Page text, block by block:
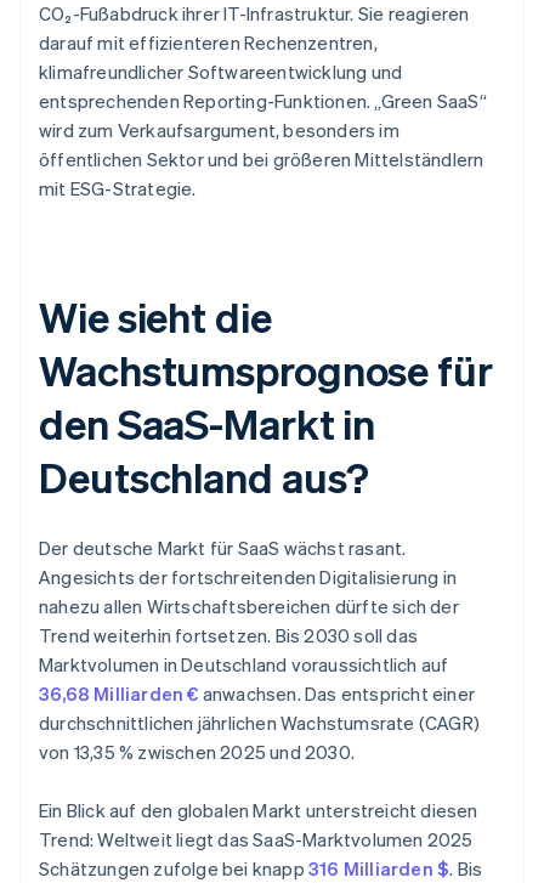
CO₂-Fußabdruck ihrer IT-Infrastruktur. Sie reagieren
darauf mit effizienteren Rechenzentren,
klimafreundlicher Softwareentwicklung und
entsprechenden Reporting-Funktionen. „Green SaaS“
wird zum Verkaufsargument, besonders im
öffentlichen Sektor und bei größeren Mittelständlern
mit ESG-Strategie.
Wie sieht die
Wachstumsprognose für
den SaaS-Markt in
Deutschland aus?
Der deutsche Markt für SaaS wächst rasant.
Angesichts der fortschreitenden Digitalisierung in
nahezu allen Wirtschaftsbereichen dürfte sich der
Trend weiterhin fortsetzen. Bis 2030 soll das
Marktvolumen in Deutschland voraussichtlich auf
36,68 Milliarden € anwachsen. Das entspricht einer
durchschnittlichen jährlichen Wachstumsrate (CAGR)
von 13,35 % zwischen 2025 und 2030.
Ein Blick auf den globalen Markt unterstreicht diesen
Trend: Weltweit liegt das SaaS-Marktvolumen 2025
Schätzungen zufolge bei knapp 316 Milliarden $. Bis